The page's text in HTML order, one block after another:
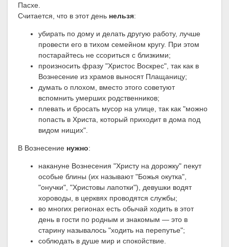
Пасхе.
Считается, что в этот день нельзя:
убирать по дому и делать другую работу, лучше
провести его в тихом семейном кругу. При этом
постарайтесь не ссориться с близкими;
произносить фразу "Христос Воскрес", так как в
Вознесение из храмов выносят Плащаницу;
думать о плохом, вместо этого советуют
вспомнить умерших родственников;
плевать и бросать мусор на улице, так как "можно
попасть в Христа, который приходит в дома под
видом нищих".
В Вознесение нужно:
накануне Вознесения "Христу на дорожку" пекут
особые блины (их называют "Божья окутка",
"онучки", "Христовы лапотки"), девушки водят
хороводы, в церквях проводятся службы;
во многих регионах есть обычай ходить в этот
день в гости по родным и знакомым — это в
старину называлось "ходить на перепутье";
соблюдать в душе мир и спокойствие.